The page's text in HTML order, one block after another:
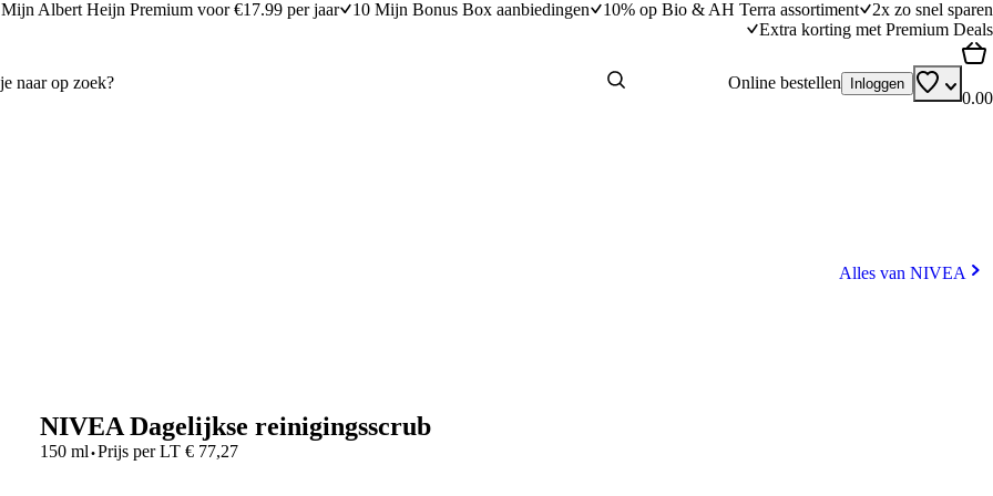
Mijn Albert Heijn Premium voor €17.99 per jaar 10 Mijn Bonus Box aanbiedingen 10% op Bio & AH Terra assortiment
2x zo snel sparen
Extra korting met Premium Deals
Online bestellen Inloggen
0.00
Alles van NIVEA
NIVEA Dagelijkse reinigingsscrub
150 ml·Prijs per LT€ 77,27